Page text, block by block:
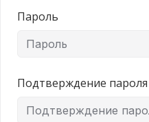
Пароль
Подтверждение пароля